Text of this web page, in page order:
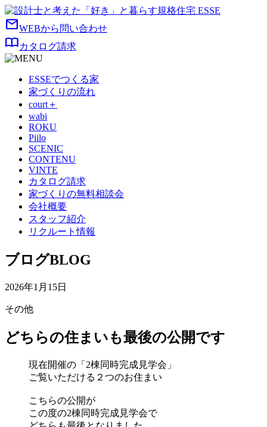
mailWEBから問い合わせ
import_contactsカタログ請求
ESSEでつくる家
家づくりの流れ
court＋
wabi
ROKU
Piilo
SCENIC
CONTENU
VINTE
カタログ請求
家づくりの無料相談会
会社概要
スタッフ紹介
リクルート情報
ブログBLOG
2026年1月15日
その他
どちらの住まいも最後の公開です
現在開催の「2棟同時完成見学会」
ご覧いただける２つのお住まい
こちらの公開が
この度の2棟同時完成見学会で